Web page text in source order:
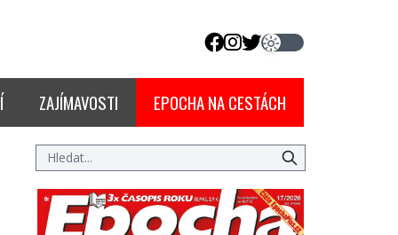
ZAJÍMAVOSTI EPOCHA NA CESTÁCH